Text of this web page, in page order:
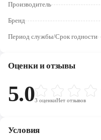
Производитель
Бренд
Период службы/Срок годности
Оценки и отзывы
5.03 оценкиНет отзывов
Условия